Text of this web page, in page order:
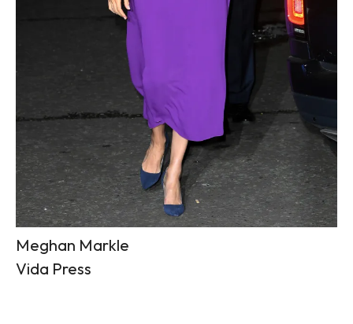
Meghan Markle
Vida Press